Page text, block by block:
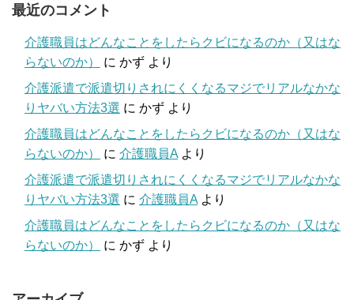
最近のコメント
介護職員はどんなことをしたらクビになるのか（又はな
らないのか）
に かず より
介護派遣で派遣切りされにくくなるマジでリアルなかな
りヤバい方法3選 に かず より
介護職員はどんなことをしたらクビになるのか（又はな
らないのか）
に 介護職員A より
介護派遣で派遣切りされにくくなるマジでリアルなかな
りヤバい方法3選 に 介護職員A より
介護職員はどんなことをしたらクビになるのか（又はな
らないのか）
に かず より